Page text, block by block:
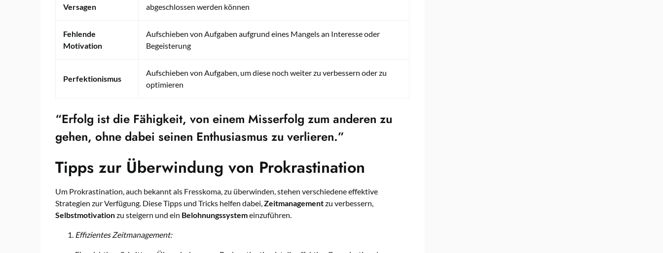
Versagen
abgeschlossen werden können
Fehlende
Motivation
Aufschieben von Aufgaben aufgrund eines Mangels an Interesse oder
Begeisterung
Perfektionismus
Aufschieben von Aufgaben, um diese noch weiter zu verbessern oder zu
optimieren
“Erfolg ist die Fähigkeit, von einem Misserfolg zum anderen zu
gehen, ohne dabei seinen Enthusiasmus zu verlieren.”
Tipps zur Überwindung von Prokrastination
Um Prokrastination, auch bekannt als Fresskoma, zu überwinden, stehen verschiedene effektive
Strategien zur Verfügung. Diese Tipps und Tricks helfen dabei, Zeitmanagementzu verbessern,
Selbstmotivationzu steigern und ein Belohnungssystemeinzuführen.
Effizientes Zeitmanagement: